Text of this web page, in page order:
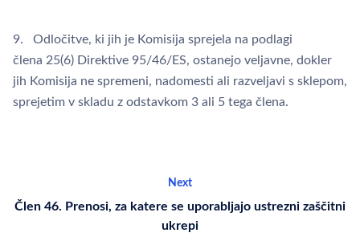
9. Odločitve, ki jih je Komisija sprejela na podlagi
člena 25(6) Direktive 95/46/ES, ostanejo veljavne, dokler
jih Komisija ne spremeni, nadomesti ali razveljavi s sklepom,
sprejetim v skladu z odstavkom 3 ali 5 tega člena.
Next
Člen 46. Prenosi, za katere se uporabljajo ustrezni zaščitni
ukrepi